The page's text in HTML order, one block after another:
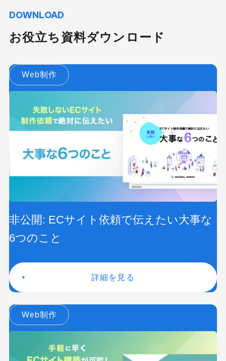
DOWNLOAD
お役立ち資料ダウンロード
Web制作
非公開: ECサイト依頼で伝えたい大事な
6つのこと
詳細を見る
Web制作